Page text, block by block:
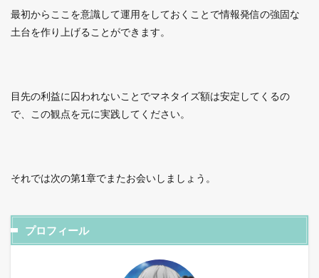
最初からここを意識して運用をしておくことで情報発信の強固な
土台を作り上げることができます。
目先の利益に囚われないことでマネタイズ額は安定してくるの
で、この観点を元に実践してください。
それでは次の第1章でまたお会いしましょう。
プロフィール